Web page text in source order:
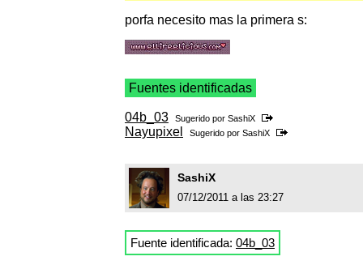
porfa necesito mas la primera s:
Fuentes identificadas
04b_03 Sugerido por SashiX
Nayupixel Sugerido por SashiX
SashiX
07/12/2011 a las 23:27
Fuente identificada: 04b_03